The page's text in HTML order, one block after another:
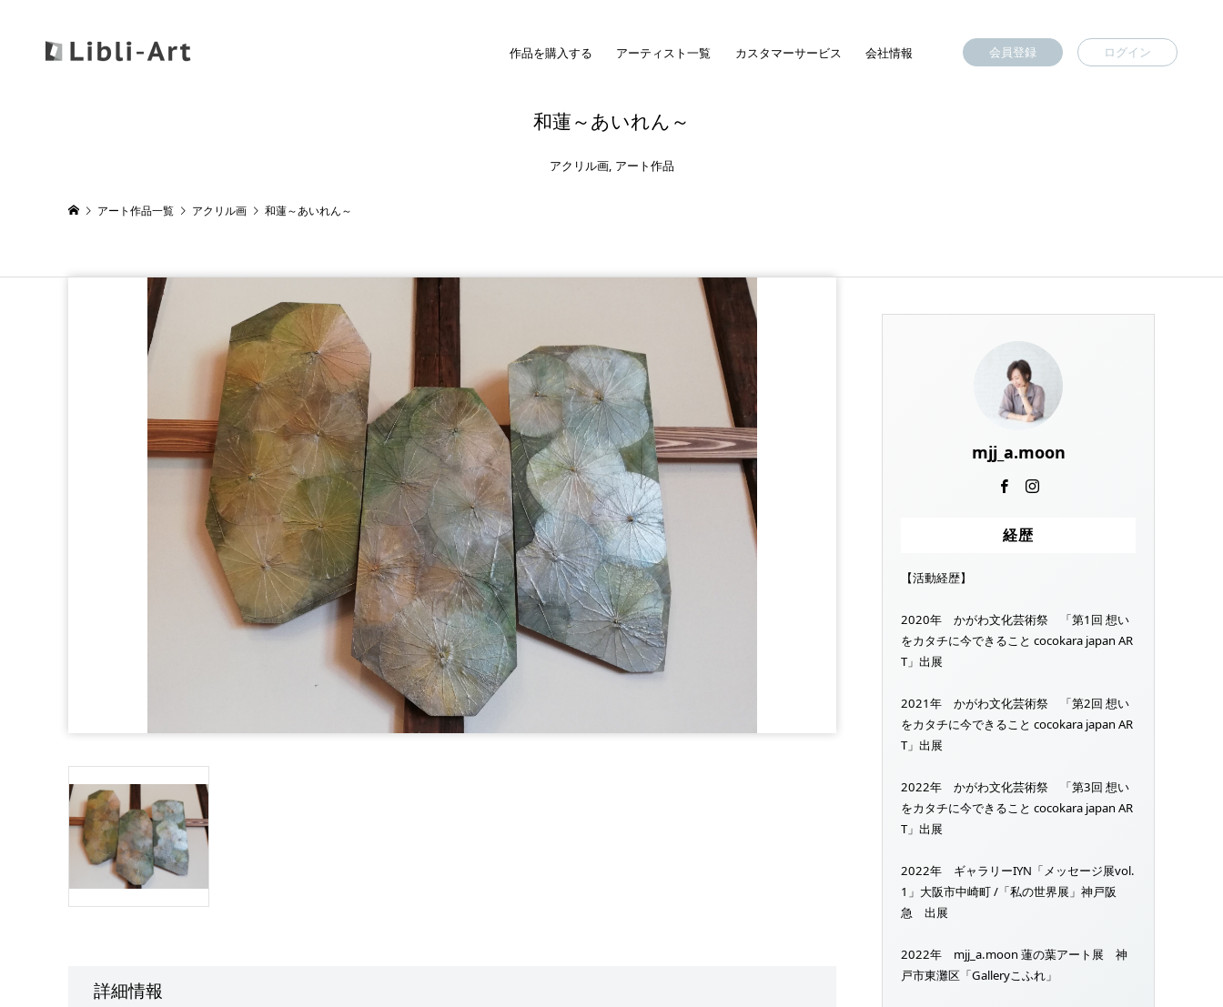
作品を購入する アーティスト一覧 カスタマーサービス 会社情報 会員登録 ログイン
和蓮～あいれん～
アクリル画, アート作品
アート作品一覧 アクリル画 和蓮～あいれん～
詳細情報
mjj_a.moon
経歴
【活動経歴】
2020年 かがわ文化芸術祭 「第1回 想い
をカタチに今できること cocokara japan AR
T」出展
2021年 かがわ文化芸術祭 「第2回 想い
をカタチに今できること cocokara japan AR
T」出展
2022年 かがわ文化芸術祭 「第3回 想い
をカタチに今できること cocokara japan AR
T」出展
2022年 ギャラリーIYN「メッセージ展vol.
1」大阪市中崎町 /「私の世界展」神戸阪
急 出展
2022年 mjj_a.moon 蓮の葉アート展 神
戸市東灘区「Galleryこふれ」